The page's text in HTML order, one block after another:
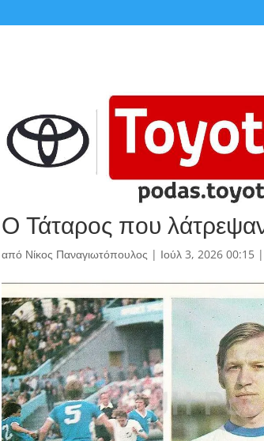
Ο Τάταρος που
από Νίκος Παναγιωτόπουλος | Ιούλ 3, 2026 00:15|